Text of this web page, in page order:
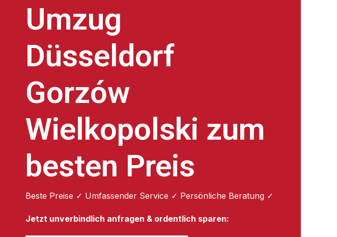
Umzug
Düsseldorf
Gorzów
Wielkopolski zum
besten Preis
Beste Preise ✓ Umfassender Service ✓ Persönliche Beratung ✓
Jetzt unverbindlich anfragen & ordentlich sparen: